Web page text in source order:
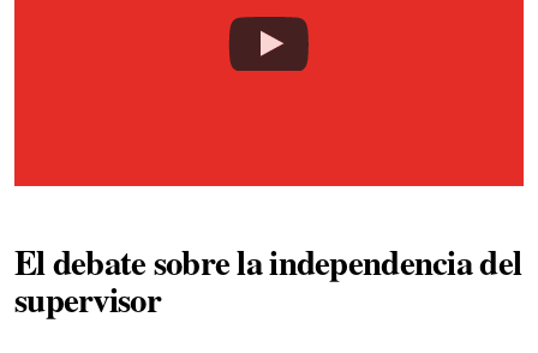
El debate sobre la independencia del
supervisor